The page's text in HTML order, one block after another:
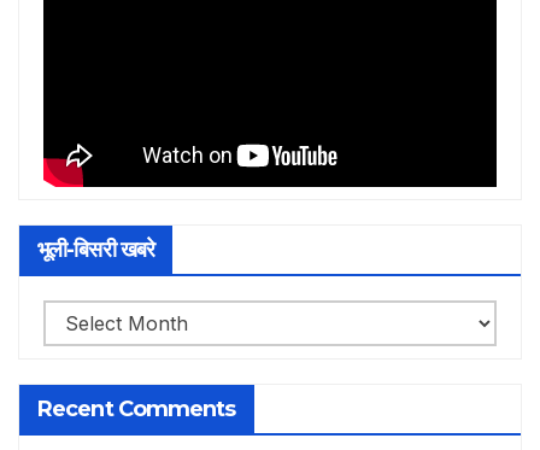
भूली-बिसरी खबरे
भूली-
बिसरी
खबरे
Recent Comments